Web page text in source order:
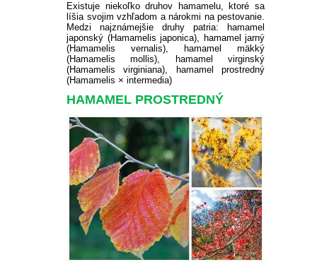
Existuje niekoľko druhov hamamelu, ktoré sa
líšia svojim vzhľadom a nárokmi na pestovanie.
Medzi najznámejšie druhy patria:
hamamel
japonský (Hamamelis japonica), hamamel jarný
(Hamamelis vernalis),
hamamel mäkký
(Hamamelis mollis),
hamamel virginský
(Hamamelis virginiana),
hamamel prostredný
(Hamamelis × intermedia)
HAMAMEL PROSTREDNÝ